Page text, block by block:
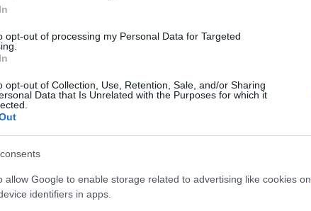
opt-out of processing my Personal Data for Targeted
opt-out of Collection, Use, Retention, Sale, and/or Sharing
Data that Is Unrelated with the Purposes for which it
allow Google to enable storage related to advertising like cookies on
identifiers in apps.
vártunk:
továbbképzésekkel erősít a Gál
Ferenc Egyetem